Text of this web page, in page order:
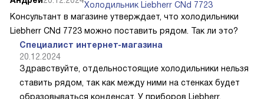
Холодильник Liebherr CNd 7723
Консультант в магазине утверждает, что холодильники
Liebherr CNd 7723 можно поставить рядом. Так ли это?
Специалист интернет-магазина
20.12.2024
Здравствуйте, отдельностоящие холодильники нельзя
ставить рядом, так как между ними на стенках будет
образовываться конденсат. У приборов Liebherr,